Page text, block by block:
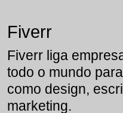
Fiverr
Fiverr liga
todo o mundo
como design,
marketing.